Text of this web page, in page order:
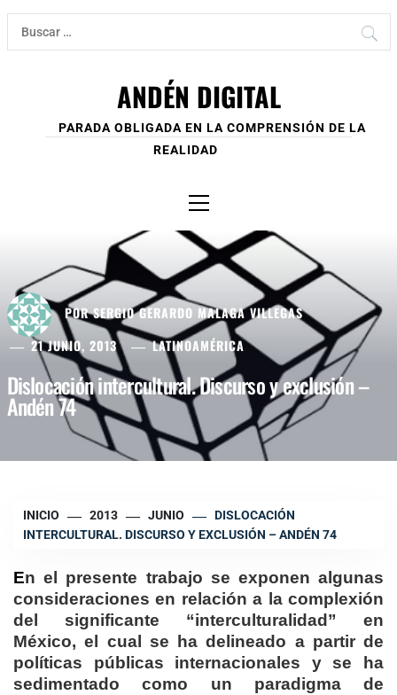
Ir
contenido
Buscar:
ANDÉN DIGITAL
PARADA OBLIGADA EN LA COMPRENSIÓN DE LA
REALIDAD
principal
PORSERGIO GERARDO MALAGA VILLEGAS
21 JUNIO, 2013
LATINOAMÉRICA
Dislocación intercultural. Discurso y exclusión –
Andén 74
INICIO 2013 JUNIO
DISLOCACIÓN
INTERCULTURAL. DISCURSO Y EXCLUSIÓN – ANDÉN 74
En el presente trabajo se exponen algunas
consideraciones en relación a la complexión
del significante “interculturalidad” en
México, el cual se ha delineado a partir de
políticas públicas internacionales y se ha
sedimentado como un paradigma de